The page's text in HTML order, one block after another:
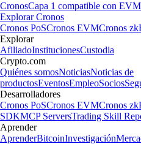
CronosCapa 1 compatible con EVM
Explorar Cronos
Cronos PoSCronos EVMCronos
Explorar
AfiliadoInstitucionesCustodia
Crypto.com
Quiénes somosNoticiasNoticias de
productosEventosEmpleoSocios
Desarrolladores
Cronos PoSCronos EVMCronos
SDKMCP ServersTrading Skill
Aprender
AprenderBitcoinInvestigación